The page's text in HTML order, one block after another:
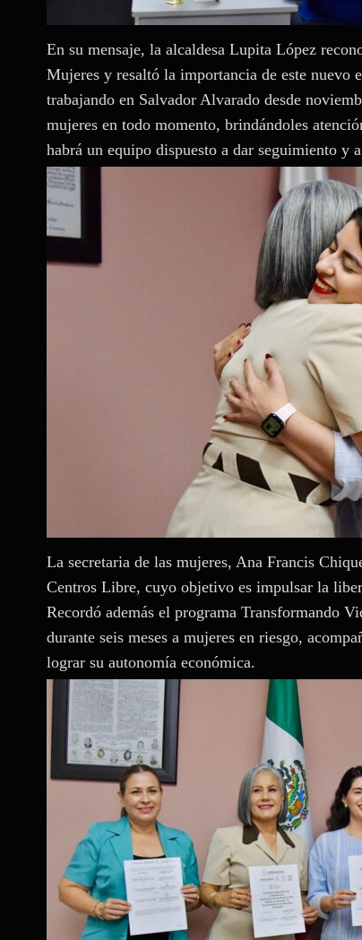
En su mensaje, la alcaldesa Lupita López
Mujeres y resaltó la importancia de este
trabajando en Salvador Alvarado desde
mujeres en todo momento, brindándoles
habrá un equipo dispuesto a dar seguimiento y
La secretaria de las mujeres, Ana Francis
Centros Libre, cuyo objetivo es impulsar la
Recordó además el programa Transformando
durante seis meses a mujeres en riesgo,
lograr su autonomía económica.